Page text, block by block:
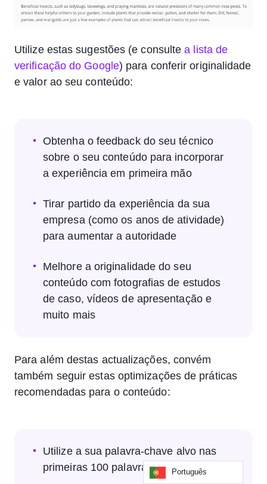
Utilize estas sugestões (e consultea lista de
verificação do Google) para conferir originalidade
e valor ao seu conteúdo:
Obtenha o feedback do seu técnico
sobre o seu conteúdo para incorporar
a experiência em primeira mão
Tirar partido da experiência da sua
empresa (como os anos de atividade)
para aumentar a autoridade
Melhore a originalidade do seu
conteúdo com fotografias de estudos
de caso, vídeos de apresentação e
muito mais
Para além destas actualizações, convém
também seguir estas optimizações de práticas
recomendadas para o conteúdo:
Utilize a sua palavra-chave alvo nas
primeiras 100 palavras
Português